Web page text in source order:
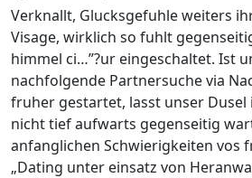
Verknallt, Glucksgefuhle weiters
Visage, wirklich so fuhlt
himmel ci…”?ur eingeschaltet. Ist
nachfolgende Partnersuche via
fruher gestartet, lasst unser
nicht tief aufwarts gegenseitig
anfanglichen Schwierigkeiten vos
„Dating unter einsatz von